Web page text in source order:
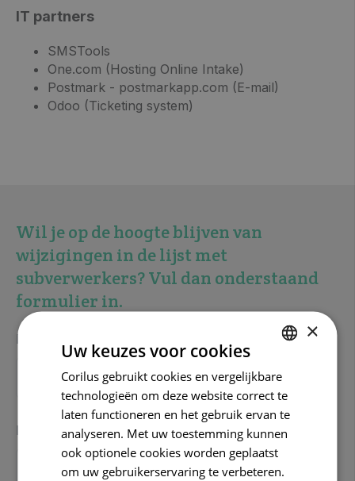
IT partners
SMSTools
One.com (Hosting Online Intake)
Postmark - postmarkapp.com (E-mail)
Odoo (Ticketing system)
Wil je op de hoogte blijven van
wijzigingen in de lijst met
subverwerkers? Vul dan onderstaand
formulier in.
Firmanaam
E-mail
DUTCH
FRENCH
×
Uw keuzes voor cookies
Corilus gebruikt cookies en vergelijkbare
technologieën om deze website correct te
laten functioneren en het gebruik ervan te
analyseren. Met uw toestemming kunnen
ook optionele cookies worden geplaatst
om uw gebruikerservaring te verbeteren.